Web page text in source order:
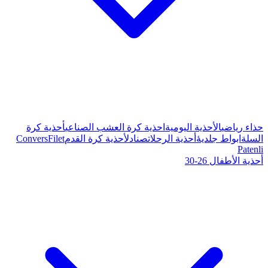
كرة العشب الصناعيأحذية كرة
صنادل أحذية كرة القدم ConversFilet